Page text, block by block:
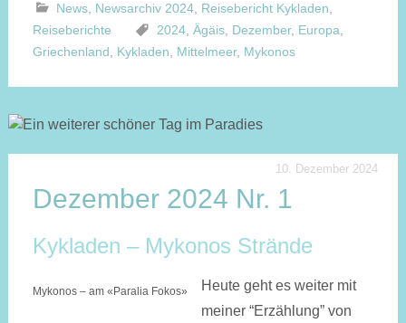
News, Newsarchiv 2024, Reisebericht Kykladen,
Reiseberichte
2024, Ägäis, Dezember, Europa,
Griechenland, Kykladen, Mittelmeer, Mykonos
10. Dezember 2024
Dezember 2024 Nr. 1
Kykladen – Mykonos Strände
Mykonos – am «Paralia Fokos»
Heute geht es weiter mit
meiner “Erzählung” von